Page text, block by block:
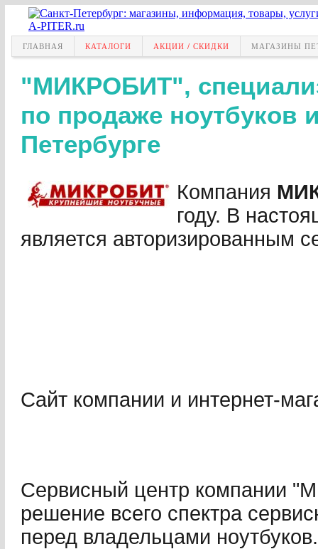
ГЛАВНАЯ КАТАЛОГИ АКЦИИ / СКИДКИ МАГАЗИНЫ
"МИКРОБИТ",
по продаже ноутбуков
Петербурге
Компания
году. В
является авторизированным
Сайт компании и интернет-
Сервисный центр компании
решение всего спектра
перед владельцами ноутбуков.